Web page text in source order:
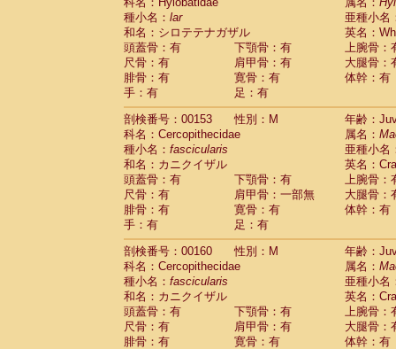
種小名： lar
亜種小名
和名：シロテテナガザル
英名：
頭蓋骨：有
下顎骨：有
上腕骨：
尺骨：有
肩甲骨：有
大腿骨：
腓骨：有
寛骨：有
体幹：有
手：有
足：有
剖検番号：00153
性別：M
年齢：
科名：Cercopithecidae
属名：
種小名： fascicularis
亜種小名
和名：カニクイザル
英名：
頭蓋骨：有
下顎骨：有
上腕骨：
尺骨：有
肩甲骨：一部無
大腿骨：
腓骨：有
寛骨：有
体幹：有
手：有
足：有
剖検番号：00160
性別：M
年齢：
科名：Cercopithecidae
属名：
種小名： fascicularis
亜種小名
和名：カニクイザル
英名：
頭蓋骨：有
下顎骨：有
上腕骨：
尺骨：有
肩甲骨：有
大腿骨：
腓骨：有
寛骨：有
体幹：有